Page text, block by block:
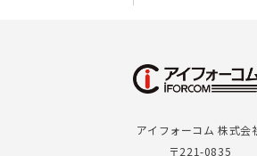
アイフォーコム 株式会
〒221-0835